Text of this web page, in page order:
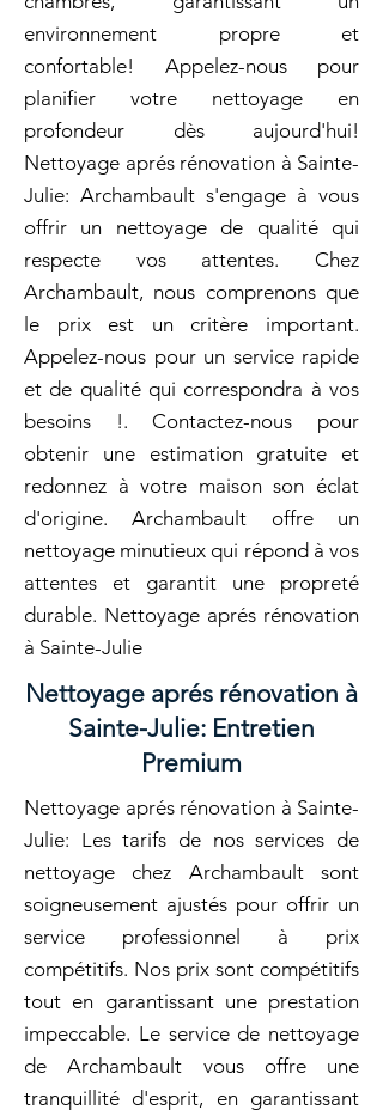
environnement propre et
confortable! Appelez-nous pour
planifier votre nettoyage en
profondeur dès aujourd'hui!
Nettoyage aprés rénovation à Sainte-
Julie: Archambault s'engage à vous
offrir un nettoyage de qualité qui
respecte vos attentes. Chez
Archambault, nous comprenons que
le prix est un critère important.
Appelez-nous pour un service rapide
et de qualité qui correspondra à vos
besoins !. Contactez-nous pour
obtenir une estimation gratuite et
redonnez à votre maison son éclat
d'origine. Archambault offre un
nettoyage minutieux qui répond à vos
attentes et garantit une propreté
durable. Nettoyage aprés rénovation
à Sainte-Julie
Nettoyage aprés rénovation à
Sainte-Julie: Entretien
Premium
Nettoyage aprés rénovation à Sainte-
Julie: Les tarifs de nos services de
nettoyage chez Archambault sont
soigneusement ajustés pour offrir un
service professionnel à prix
compétitifs. Nos prix sont compétitifs
tout en garantissant une prestation
impeccable. Le service de nettoyage
de Archambault vous offre une
tranquillité d'esprit, en garantissant